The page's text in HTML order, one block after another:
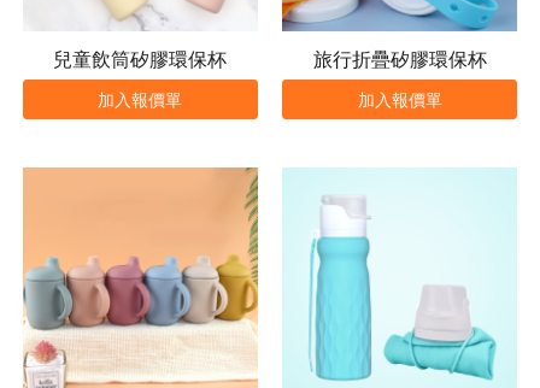
兒童飲筒矽膠環保杯
加入報價單
旅行折疊矽膠環保杯
加入報價單